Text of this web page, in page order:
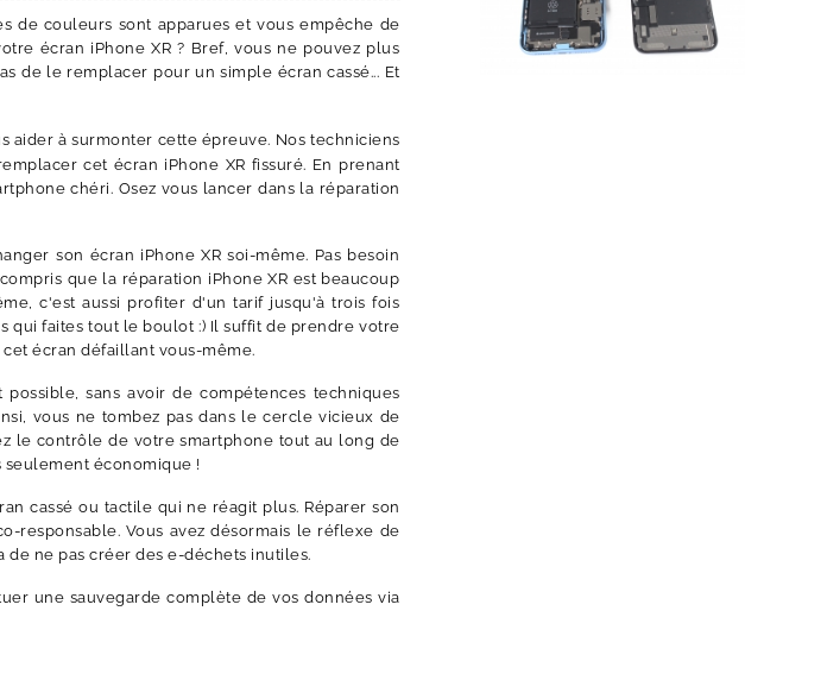
de couleurs sont apparues et vous empêche de
écran iPhone XR ? Bref, vous ne pouvez plus
de le remplacer pour un simple écran cassé... Et
aider à surmonter cette épreuve. Nos techniciens
cet écran iPhone XR fissuré. En prenant
chéri. Osez vous lancer dans la réparation
son écran iPhone XR soi-même. Pas besoin
que la réparation iPhone XR est beaucoup
c'est aussi profiter d'un tarif jusqu'à trois fois
qui faites tout le boulot :) Il suffit de prendre votre
écran défaillant vous-même.
sans avoir de compétences techniques
vous ne tombez pas dans le cercle vicieux de
le contrôle de votre smartphone tout au long de
seulement économique !
cassé ou tactile qui ne réagit plus. Réparer son
responsable. Vous avez désormais le réflexe de
ne pas créer des e-déchets inutiles.
une sauvegarde complète de vos données via